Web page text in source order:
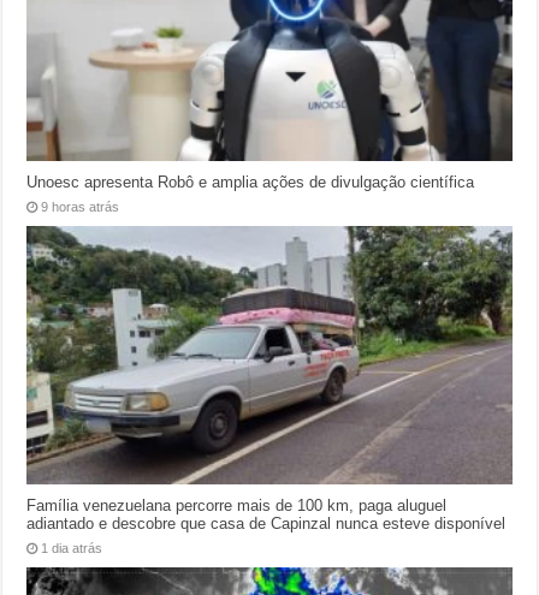
Unoesc apresenta Robô e amplia ações de divulgação científica
9 horas atrás
Família venezuelana percorre mais de 100 km, paga aluguel
adiantado e descobre que casa de Capinzal nunca esteve disponível
1 dia atrás